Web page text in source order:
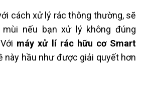
cách xử lý rác thông thường, sẽ
nếu bạn xử lý không đúng
máy xử lí rác hữu cơ Smart
này hầu như được giải quyết hơn